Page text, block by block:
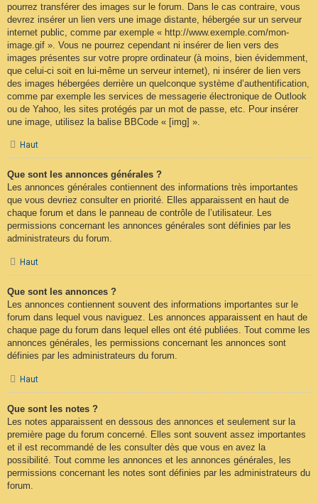
pourrez transférer des images sur le forum. Dans le cas contraire, vous
devrez insérer un lien vers une image distante, hébergée sur un serveur
internet public, comme par exemple « http://www.exemple.com/mon-
image.gif ». Vous ne pourrez cependant ni insérer de lien vers des
images présentes sur votre propre ordinateur (à moins, bien évidemment,
que celui-ci soit en lui-même un serveur internet), ni insérer de lien vers
des images hébergées derrière un quelconque système d’authentification,
comme par exemple les services de messagerie électronique de Outlook
ou de Yahoo, les sites protégés par un mot de passe, etc. Pour insérer
une image, utilisez la balise BBCode « [img] ».
Haut
Que sont les annonces générales ?
Les annonces générales contiennent des informations très importantes
que vous devriez consulter en priorité. Elles apparaissent en haut de
chaque forum et dans le panneau de contrôle de l’utilisateur. Les
permissions concernant les annonces générales sont définies par les
administrateurs du forum.
Haut
Que sont les annonces ?
Les annonces contiennent souvent des informations importantes sur le
forum dans lequel vous naviguez. Les annonces apparaissent en haut de
chaque page du forum dans lequel elles ont été publiées. Tout comme les
annonces générales, les permissions concernant les annonces sont
définies par les administrateurs du forum.
Haut
Que sont les notes ?
Les notes apparaissent en dessous des annonces et seulement sur la
première page du forum concerné. Elles sont souvent assez importantes
et il est recommandé de les consulter dès que vous en avez la
possibilité. Tout comme les annonces et les annonces générales, les
permissions concernant les notes sont définies par les administrateurs du
forum.